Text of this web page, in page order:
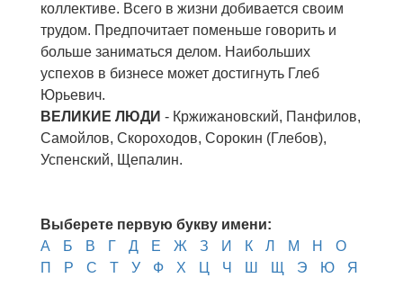
коллективе. Всего в жизни добивается своим
трудом. Предпочитает поменьше говорить и
больше заниматься делом. Наибольших
успехов в бизнесе может достигнуть Глеб
Юрьевич.
ВЕЛИКИЕ ЛЮДИ - Кржижановский, Панфилов,
Самойлов, Скороходов, Сорокин (Глебов),
Успенский, Щепалин.
Выберете первую букву имени:
А
Б В Г Д Е Ж З И К Л М Н
О
П
Р С Т У Ф Х Ц Ч Ш Щ Э Ю Я